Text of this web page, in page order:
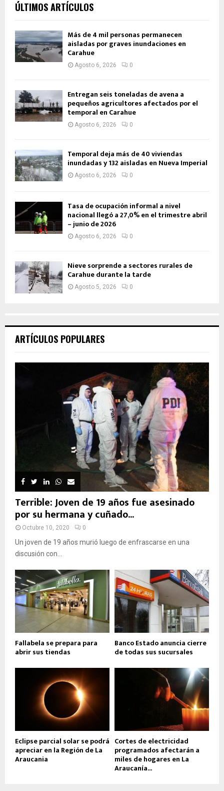
ÚLTIMOS ARTÍCULOS
Más de 4 mil personas permanecen
aisladas por graves inundaciones en
Carahue
Agosto 6, 2026 0
Entregan seis toneladas de avena a
pequeños agricultores afectados por el
temporal en Carahue
Agosto 6, 2026 0
Temporal deja más de 40 viviendas
inundadas y 132 aisladas en Nueva Imperial
Agosto 6, 2026 0
Tasa de ocupación informal a nivel
nacional llegó a 27,0% en el trimestre abril
– junio de 2026
Agosto 6, 2026 0
Nieve sorprende a sectores rurales de
Carahue durante la tarde
Agosto 5, 2026 0
ARTÍCULOS POPULARES
Terrible: Joven de 19 años fue asesinado
por su hermana y cuñado...
Octubre 10, 2020 0
Un joven de 19 años murió luego de enfrascarse en una
discusión con...
Fallabela se prepara para
abrir sus tiendas
Banco Estado anuncia cierre
de todas sus sucursales
Eclipse parcial solar se podrá
apreciar en la Región de La
Araucania
Cortes de electricidad
programados afectarán a
miles de hogares en La
Araucanía...